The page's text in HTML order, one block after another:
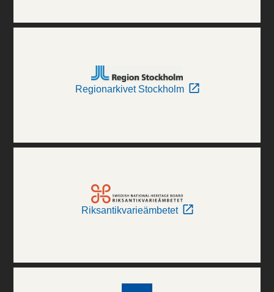
Regionarkivet Stockholm
Riksantikvarieämbetet